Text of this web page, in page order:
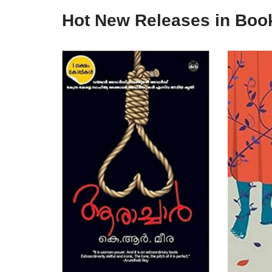
Hot New Releases in